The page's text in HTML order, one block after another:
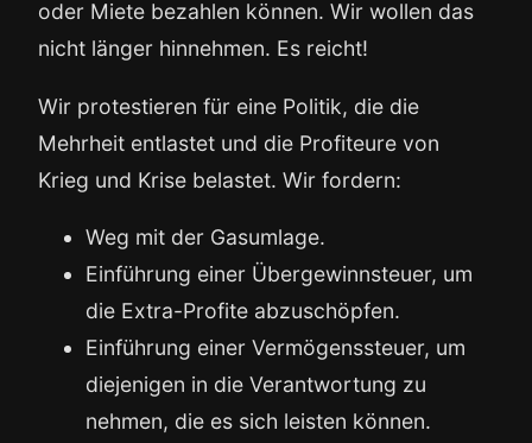
oder Miete bezahlen können. Wir wollen das
nicht länger hinnehmen. Es reicht!
Wir protestieren für eine Politik, die die
Mehrheit entlastet und die Profiteure von
Krieg und Krise belastet. Wir fordern:
Weg mit der Gasumlage.
Einführung einer Übergewinnsteuer, um
die Extra-Profite abzuschöpfen.
Einführung einer Vermögenssteuer, um
diejenigen in die Verantwortung zu
nehmen, die es sich leisten können.